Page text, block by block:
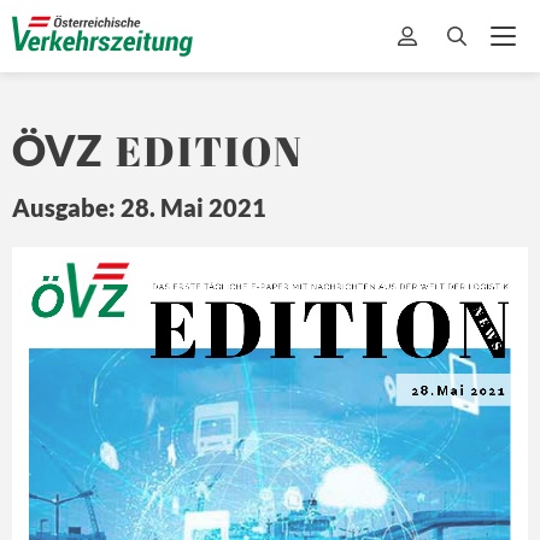
ÖVZ EDITION
Ausgabe: 28. Mai 2021
Z
Ö EDITION
DAS ERSTE TÄ GLICHE E- PAPER MIT NA CHRICHTEN A US DER WELT DER LOGISTIK
N E
W S
28.Mai 2021